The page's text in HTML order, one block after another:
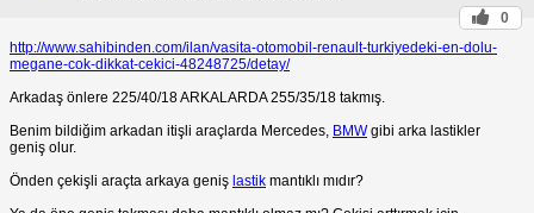
0
http://www.sahibinden.com/ilan/vasita-otomobil-renault-turkiyedeki-en-dolu-
megane-cok-dikkat-cekici-48248725/detay/
Arkadaş önlere 225/40/18 ARKALARDA 255/35/18 takmış.
Benim bildiğim arkadan itişli araçlarda Mercedes, BMWgibi arka lastikler
geniş olur.
Önden çekişli araçta arkaya geniş lastik mantıklı mıdır?